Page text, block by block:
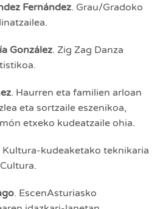
Fernández. Grau/Gradoko
González. Zig Zag Danza
. Haurren eta familien arloan
eta sortzaile eszenikoa,
etxeko kudeatzaile ohia.
Kultura-kudeaketako teknikaria
. EscenAsturiasko